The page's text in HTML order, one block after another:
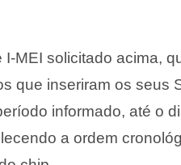
MEI solicitado acima,
que inseriram os seus
informado, até o
a ordem